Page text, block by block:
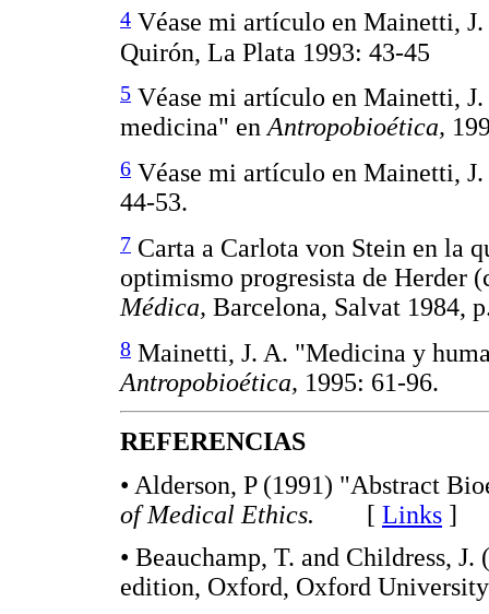
4 Véase mi artículo en Mainetti,
Quirón, La Plata 1993: 43-45
5 Véase mi artículo en Mainetti,
medicina" enAntropobioética,
6 Véase mi artículo en Mainetti,
44-53.
7 Carta a Carlota von Stein en la
optimismo progresista de Herder
Médica, Barcelona, Salvat 1984,
8 Mainetti, J. A. "Medicina y
Antropobioética, 1995: 61-96.
REFERENCIAS
• Alderson, P (1991) "Abstract
of Medical Ethics. [ Links ]
• Beauchamp, T. and Childress,
edition, Oxford, Oxford